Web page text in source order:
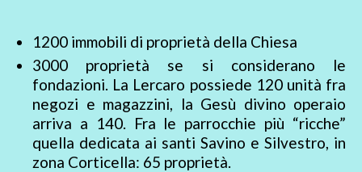
1200 immobili di proprietà della Chiesa
3000 proprietà se si considerano le
fondazioni. La Lercaro possiede 120 unità fra
negozi e magazzini, la Gesù divino operaio
arriva a 140. Fra le parrocchie più “ricche”
quella dedicata ai santi Savino e Silvestro, in
zona Corticella: 65 proprietà.